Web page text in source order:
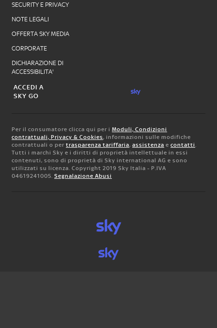
SECURITY E PRIVACY
NOTE LEGALI
OFFERTA SKY MEDIA
CORPORATE
DICHIARAZIONE DI
ACCESSIBILITA'
ACCEDI A
SKY GO
Per il consumatore clicca qui per i Moduli, Condizioni
contrattuali, Privacy & Cookies, informazioni sulle modifiche
contrattuali o per trasparenza tariffaria, assistenza e contatti.
Tutti i marchi Sky e i diritti di proprietà intellettuale in essi
contenuti, sono di proprietà di Sky international AG e sono
utilizzati su licenza. Copyright 2019 Sky Italia - P.IVA
04619241005. Segnalazione Abusi